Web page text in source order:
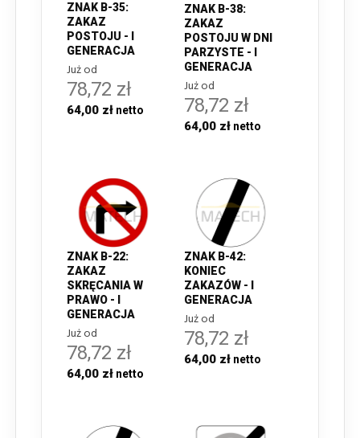
ZNAK B-35:
ZAKAZ
POSTOJU - I
GENERACJA
Już od
78,72 zł
64,00 zł
ZNAK B-38:
ZAKAZ
POSTOJU W DNI
PARZYSTE - I
GENERACJA
Już od
78,72 zł
64,00 zł
ZNAK B-22:
ZAKAZ
SKRĘCANIA W
PRAWO - I
GENERACJA
Już od
78,72 zł
64,00 zł
ZNAK B-42:
KONIEC
ZAKAZÓW - I
GENERACJA
Już od
78,72 zł
64,00 zł